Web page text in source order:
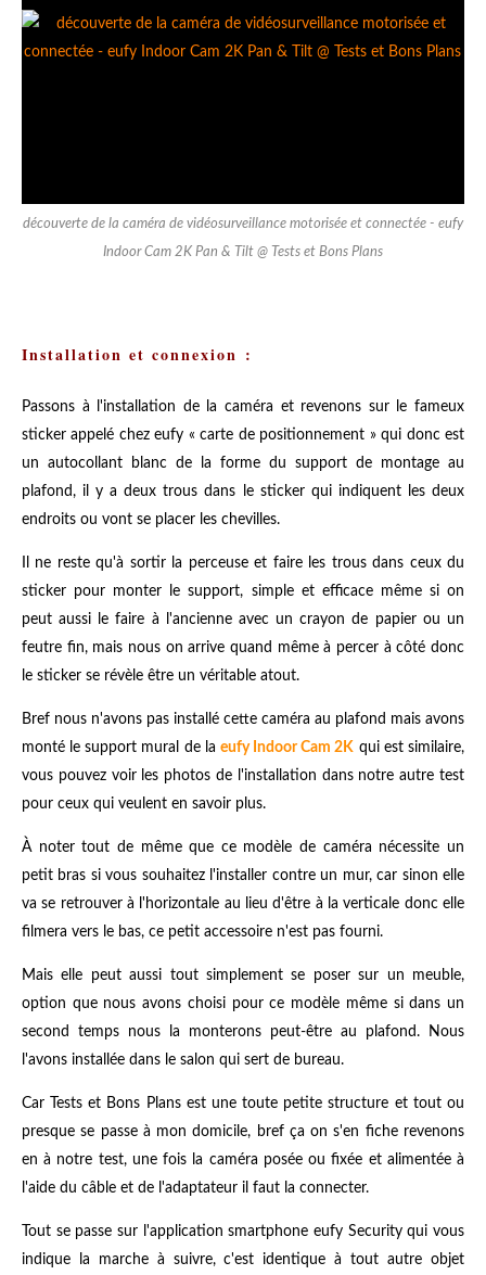
découverte de la caméra de vidéosurveillance motorisée et connectée - eufy
Indoor Cam 2K Pan & Tilt @ Tests et Bons Plans
Installation et connexion :
Passons à l'installation de la caméra et revenons sur le fameux
sticker appelé chez eufy « carte de positionnement » qui donc est
un autocollant blanc de la forme du support de montage au
plafond, il y a deux trous dans le sticker qui indiquent les deux
endroits ou vont se placer les chevilles.
Il ne reste qu'à sortir la perceuse et faire les trous dans ceux du
sticker pour monter le support, simple et efficace même si on
peut aussi le faire à l'ancienne avec un crayon de papier ou un
feutre fin, mais nous on arrive quand même à percer à côté donc
le sticker se révèle être un véritable atout.
Bref nous n'avons pas installé cette caméra au plafond mais avons
monté le support mural de la eufy Indoor Cam 2K qui est similaire,
vous pouvez voir les photos de l'installation dans notre autre test
pour ceux qui veulent en savoir plus.
À noter tout de même que ce modèle de caméra nécessite un
petit bras si vous souhaitez l'installer contre un mur, car sinon elle
va se retrouver à l'horizontale au lieu d'être à la verticale donc elle
filmera vers le bas, ce petit accessoire n'est pas fourni.
Mais elle peut aussi tout simplement se poser sur un meuble,
option que nous avons choisi pour ce modèle même si dans un
second temps nous la monterons peut-être au plafond. Nous
l'avons installée dans le salon qui sert de bureau.
Car Tests et Bons Plans est une toute petite structure et tout ou
presque se passe à mon domicile, bref ça on s'en fiche revenons
en à notre test, une fois la caméra posée ou fixée et alimentée à
l'aide du câble et de l'adaptateur il faut la connecter.
Tout se passe sur l'application smartphone eufy Security qui vous
indique la marche à suivre, c'est identique à tout autre objet